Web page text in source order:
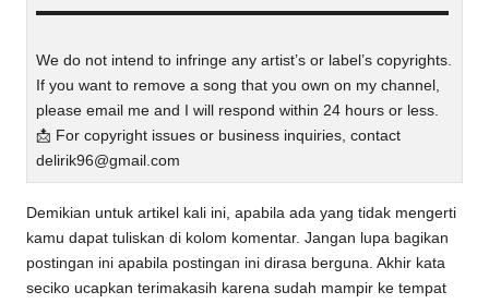
▬▬▬▬▬▬▬▬▬▬▬▬▬▬▬▬▬▬▬▬▬▬▬▬▬▬▬
We do not intend to infringe any artist’s or label’s copyrights.
If you want to remove a song that you own on my channel,
please email me and I will respond within 24 hours or less.
📩 For copyright issues or business inquiries, contact
delirik96@gmail.com
Demikian untuk artikel kali ini, apabila ada yang tidak mengerti
kamu dapat tuliskan di kolom komentar. Jangan lupa bagikan
postingan ini apabila postingan ini dirasa berguna. Akhir kata
seciko ucapkan terimakasih karena sudah mampir ke tempat